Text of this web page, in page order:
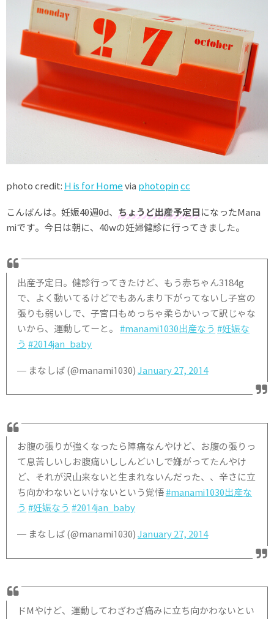
photo credit: H is for Homevia photopincc
こんばんは。妊娠40週0d、 ちょうど出産予定日になったMana
miです。今日は朝に、40wの妊婦健診に行ってきました。
出産予定日。健診行ってきたけど、もう赤ちゃん3184g
で、よく動いてるけどでもあんまり下がってないし子宮の
張りも弱いしで、子宮口もめっちゃ柔らかいって訳じゃな
いから、運動してーと。#manami1030出産なう #妊娠な
う #2014jan_baby
— まなしば (@manami1030)January 27, 2014
お腹の張りが強くなったら陣痛なんやけど、お腹の張りっ
て息苦しいしお腹痛いししんどいしで嫌がってたんやけ
ど、それが沢山来ないと生まれないんだった、、辛さに立
ち向かわないといけないという覚悟#manami1030出産な
う #妊娠なう #2014jan_baby
— まなしば (@manami1030)January 27, 2014
ドMやけど、運動してわざわざ痛みに立ち向かわないとい